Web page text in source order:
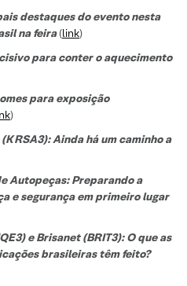
destaques do evento nesta
na feira(link)
para conter o aquecimento
para exposição
)
Ainda há um caminho a
Autopeças: Preparando a
e segurança em primeiro lugar
e Brisanet (BRIT3): O que as
brasileiras têm feito?